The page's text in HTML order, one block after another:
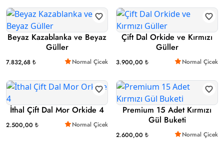
Beyaz Kazablanka ve Beyaz
Güller
7.832,68 ₺ Normal Çicek
Çift Dal Orkide ve Kırmızı
Güller
3.900,00 ₺ Normal Çicek
İthal Çift Dal Mor Orkide 4
2.500,00 ₺ Normal Çicek
Premium 15 Adet Kırmızı
Gül Buketi
2.600,00 ₺ Normal Çicek